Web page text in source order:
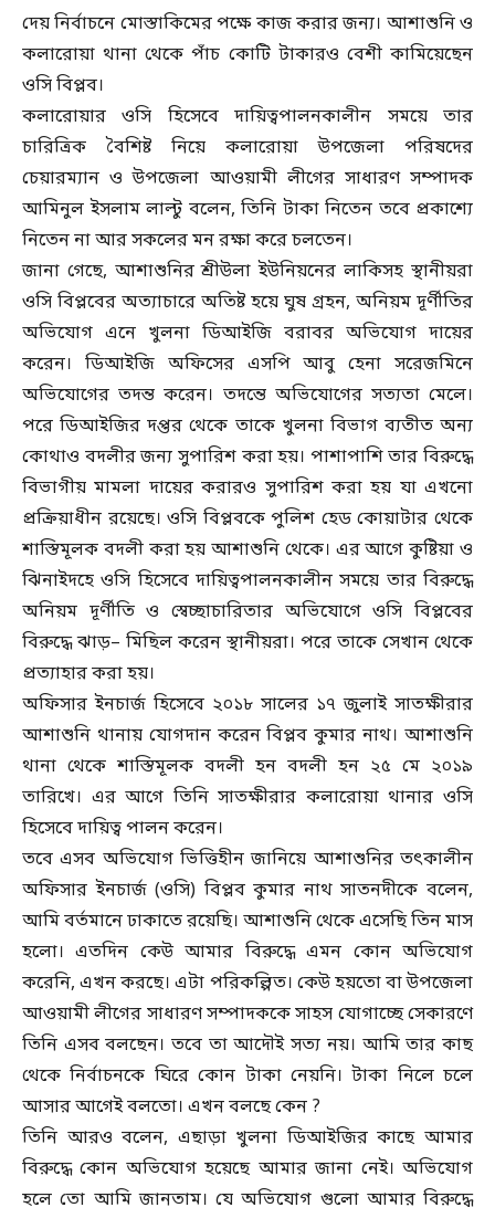
দেয় নির্বাচনে মোস্তাকিমের পক্ষে কাজ করার জন্য। আশাশুনি ও
কলারোয়া থানা থেকে পাঁচ কোটি টাকারও বেশী কামিয়েছেন
ওসি বিপ্লব।
কলারোয়ার ওসি হিসেবে দায়িত্বপালনকালীন সময়ে তার
চারিত্রিক বৈশিষ্ট নিয়ে কলারোয়া উপজেলা পরিষদের
চেয়ারম্যান ও উপজেলা আওয়ামী লীগের সাধারণ সম্পাদক
আমিনুল ইসলাম লাল্টু বলেন, তিনি টাকা নিতেন তবে প্রকাশ্যে
নিতেন না আর সকলের মন রক্ষা করে চলতেন।
জানা গেছে, আশাশুনির শ্রীউলা ইউনিয়নের লাকিসহ স্থানীয়রা
ওসি বিপ্লবের অত্যাচারে অতিষ্ট হয়ে ঘুষ গ্রহন, অনিয়ম দূর্ণীতির
অভিযোগ এনে খুলনা ডিআইজি বরাবর অভিযোগ দায়ের
করেন। ডিআইজি অফিসের এসপি আবু হেনা সরেজমিনে
অভিযোগের তদন্ত করেন। তদন্তে অভিযোগের সত্যতা মেলে।
পরে ডিআইজির দপ্তর থেকে তাকে খুলনা বিভাগ ব্যতীত অন্য
কোথাও বদলীর জন্য সুপারিশ করা হয়। পাশাপাশি তার বিরুদ্ধে
বিভাগীয় মামলা দায়ের করারও সুপারিশ করা হয় যা এখনো
প্রক্রিয়াধীন রয়েছে। ওসি বিপ্লবকে পুলিশ হেড কোয়াটার থেকে
শাস্তিমূলক বদলী করা হয় আশাশুনি থেকে। এর আগে কুষ্টিয়া ও
ঝিনাইদহে ওসি হিসেবে দায়িত্বপালনকালীন সময়ে তার বিরুদ্ধে
অনিয়ম দূর্ণীতি ও স্বেচ্ছাচারিতার অভিযোগে ওসি বিপ্লবের
বিরুদ্ধে ঝাড়– মিছিল করেন স্থানীয়রা। পরে তাকে সেখান থেকে
প্রত্যাহার করা হয়।
অফিসার ইনচার্জ হিসেবে ২০১৮ সালের ১৭ জুলাই সাতক্ষীরার
আশাশুনি থানায় যোগদান করেন বিপ্লব কুমার নাথ। আশাশুনি
থানা থেকে শাস্তিমূলক বদলী হন বদলী হন ২৫ মে ২০১৯
তারিখে। এর আগে তিনি সাতক্ষীরার কলারোয়া থানার ওসি
হিসেবে দায়িত্ব পালন করেন।
তবে এসব অভিযোগ ভিত্তিহীন জানিয়ে আশাশুনির তৎকালীন
অফিসার ইনচার্জ (ওসি) বিপ্লব কুমার নাথ সাতনদীকে বলেন,
আমি বর্তমানে ঢাকাতে রয়েছি। আশাশুনি থেকে এসেছি তিন মাস
হলো। এতদিন কেউ আমার বিরুদ্ধে এমন কোন অভিযোগ
করেনি, এখন করছে। এটা পরিকল্পিত। কেউ হয়তো বা উপজেলা
আওয়ামী লীগের সাধারণ সম্পাদককে সাহস যোগাচ্ছে সেকারণে
তিনি এসব বলছেন। তবে তা আদৌই সত্য নয়। আমি তার কাছ
থেকে নির্বাচনকে ঘিরে কোন টাকা নেয়নি। টাকা নিলে চলে
আসার আগেই বলতো। এখন বলছে কেন ?
তিনি আরও বলেন, এছাড়া খুলনা ডিআইজির কাছে আমার
বিরুদ্ধে কোন অভিযোগ হয়েছে আমার জানা নেই। অভিযোগ
হলে তো আমি জানতাম। যে অভিযোগ গুলো আমার বিরুদ্ধে